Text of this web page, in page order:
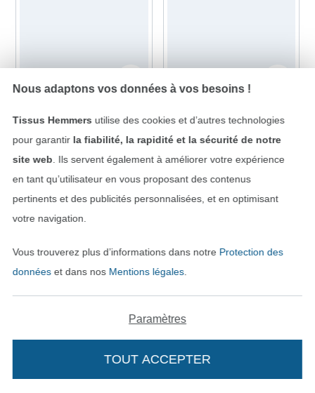
(10,40 € / 1 m²)
(7,43 € / 1 m²)
Tissu french terry gratté Animal Print, jaune
Bientôt disponible
12,05 € / m
(13,39 € / 1 m²)
Bientôt disponible
Nous adaptons vos données à vos besoins !
Tissus Hemmers utilise des cookies et d’autres technologies
pour garantir la fiabilité, la rapidité et la sécurité de notre
site web . Ils servent également à améliorer votre expérience
en tant qu’utilisateur en vous proposant des contenus
pertinents et des publicités personnalisées, et en optimisant
votre navigation.
Vous trouverez plus d’informations dans notre Protection des
donnéeset dans nos Mentions légales.
Paramètres
TOUT ACCEPTER